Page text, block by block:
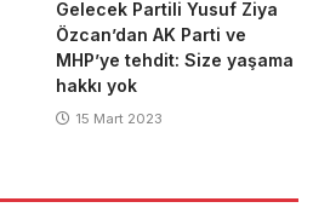
Gelecek Partili Yusuf Ziya
Özcan’dan AK Parti ve
MHP’ye tehdit: Size yaşama
hakkı yok
15 Mart 2023